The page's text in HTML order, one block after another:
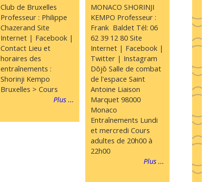
Club de Bruxelles
Professeur : Philippe
Chazerand Site
Internet | Facebook |
Contact Lieu et
horaires des
entraînements :
Shorinji Kempo
Bruxelles > Cours
Plus ...
MONACO SHORINJI
KEMPO Professeur :
Frank Baldet Tél: 06
62 39 12 80 Site
Internet | Facebook |
Twitter | Instagram
Dōjō Salle de combat
de l'espace Saint
Antoine Liaison
Marquet 98000
Monaco
Entraînements Lundi
et mercredi Cours
adultes de 20h00 à
22h00
Plus ...